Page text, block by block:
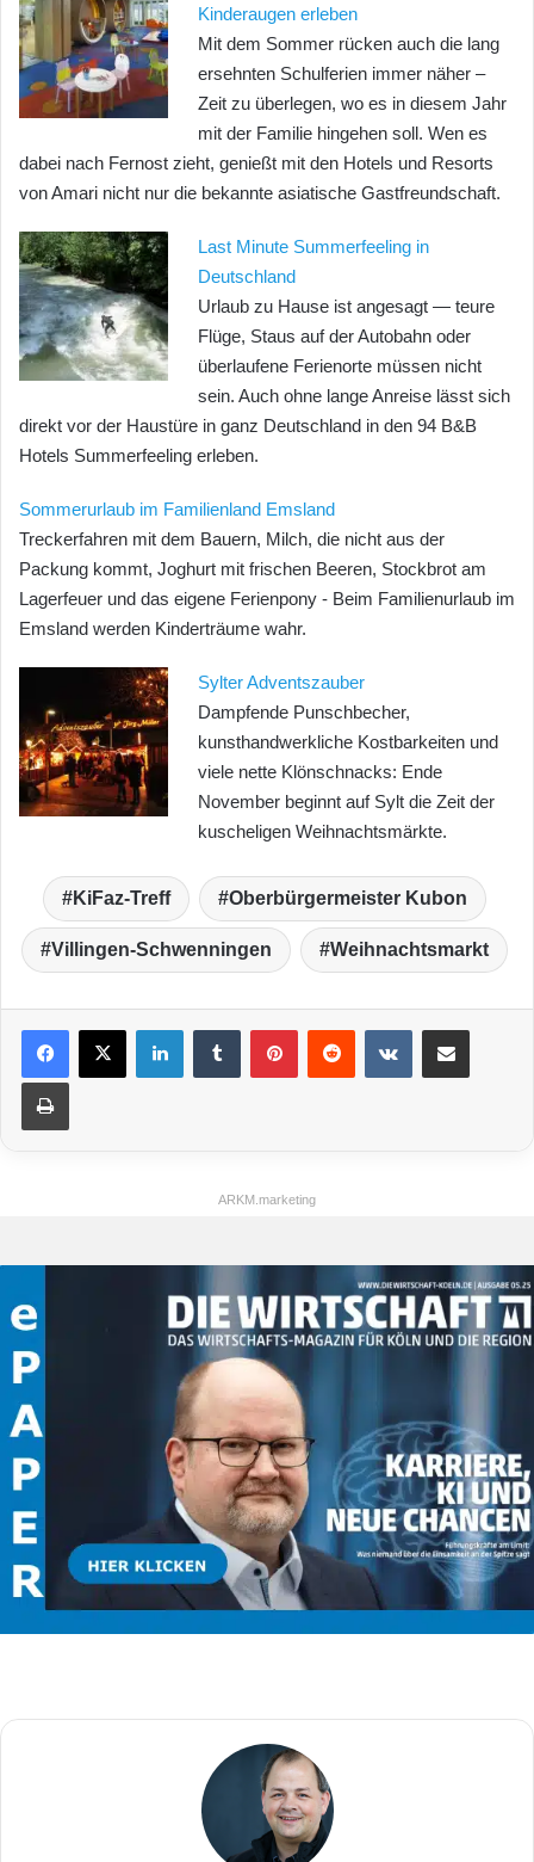
Kinderaugen erleben
Mit dem Sommer rücken auch die lang
ersehnten Schulferien immer näher –
Zeit zu überlegen, wo es in diesem Jahr
mit der Familie hingehen soll. Wen es
dabei nach Fernost zieht, genießt mit den Hotels und Resorts
von Amari nicht nur die bekannte asiatische Gastfreundschaft.
Last Minute Summerfeeling in
Deutschland
Urlaub zu Hause ist angesagt — teure
Flüge, Staus auf der Autobahn oder
überlaufene Ferienorte müssen nicht
sein. Auch ohne lange Anreise lässt sich
direkt vor der Haustüre in ganz Deutschland in den 94 B&B
Hotels Summerfeeling erleben.
Sommerurlaub im Familienland Emsland
Treckerfahren mit dem Bauern, Milch, die nicht aus der
Packung kommt, Joghurt mit frischen Beeren, Stockbrot am
Lagerfeuer und das eigene Ferienpony - Beim Familienurlaub im
Emsland werden Kinderträume wahr.
Sylter Adventszauber
Dampfende Punschbecher,
kunsthandwerkliche Kostbarkeiten und
viele nette Klönschnacks: Ende
November beginnt auf Sylt die Zeit der
kuscheligen Weihnachtsmärkte.
KiFaz-Treff Oberbürgermeister Kubon
Villingen-Schwenningen Weihnachtsmarkt
ARKM.marketing